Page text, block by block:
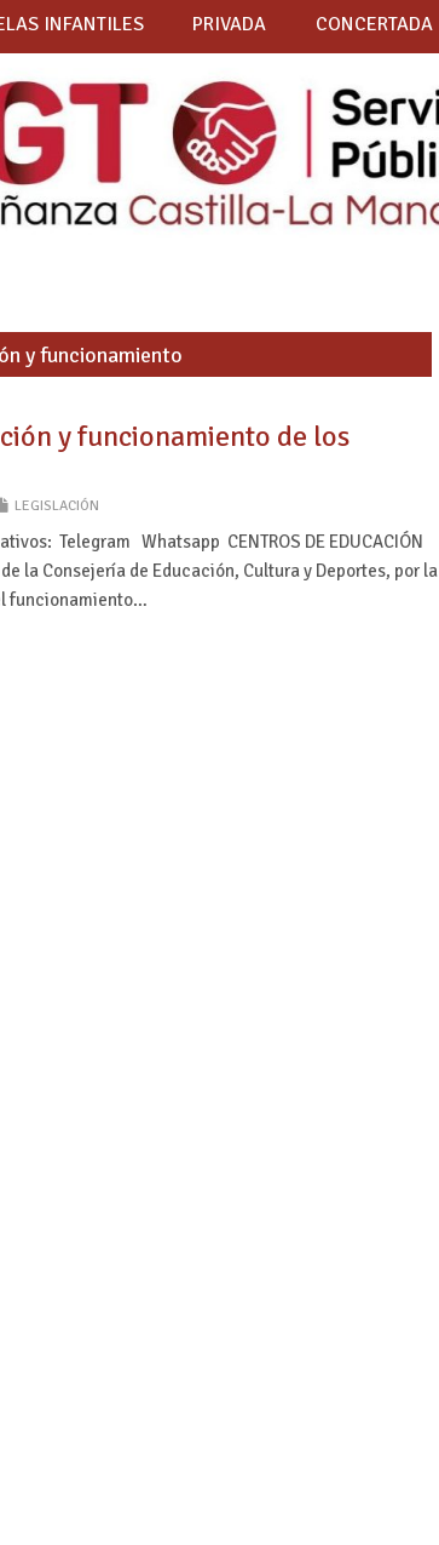
INFANTILES PRIVADA CONCERTADA
y funcionamiento
y funcionamiento de los
LEGISLACIÓN
Telegram Whatsapp CENTROS DE EDUCACIÓN
la Consejería de Educación, Cultura y Deportes, por la
funcionamiento…